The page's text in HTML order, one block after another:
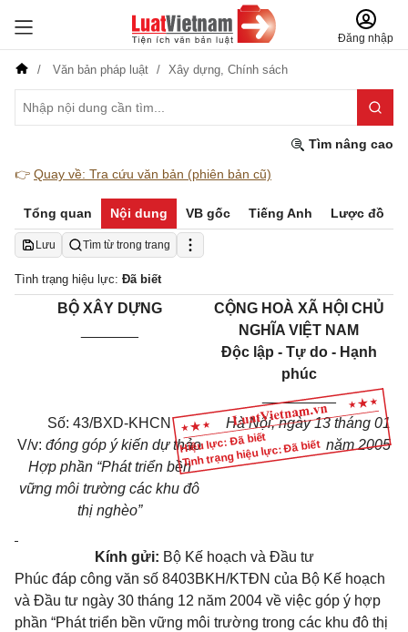
Đăng nhập
Văn bản pháp luật Xây dựng, Chính sách
Tìm nâng cao
👉 Quay về: Tra cứu văn bản (phiên bản cũ)
Tổng quan Nội dung VB gốc Tiếng Anh Lược đồ
Lưu Tìm từ trong trang
Tình trạng hiệu lực: Đã biết
Hiệu lực: Đã biết
Tình trạng hiệu lực: Đã biết
BỘ XÂY DỰNG
CỘNG HOÀ XÃ HỘI CHỦ
NGHĨA VIỆT NAM
Độc lập - Tự do - Hạnh
phúc
_________
Số: 43/BXD-KHCN
V/v: đóng góp ý kiến dự thảo
Hợp phần “Phát triển bền
vững môi trường các khu đô
thị nghèo”
Hà Nội, ngày 13 tháng 01
năm 2005
Kính gửi: Bộ Kế hoạch và Đầu tư
Phúc đáp công văn số 8403BKH/KTĐN của Bộ Kế hoạch
và Đầu tư ngày 30 tháng 12 năm 2004 về việc góp ý hợp
phần “Phát triển bền vững môi trường trong các khu đô thị